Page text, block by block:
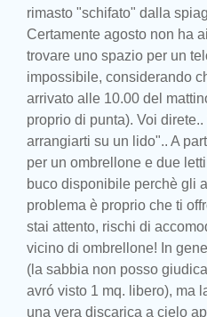
rimasto "schifato" dalla
Certamente agosto non ha
trovare uno spazio per un
impossibile, considerando
arrivato alle 10.00 del
proprio di punta). Voi
arrangiarti su un lido".. A
per un ombrellone e due
buco disponibile perchè gli
problema è proprio che ti
stai attento, rischi di
vicino di ombrellone! In
(la sabbia non posso
avró visto 1 mq. libero), ma
una vera discarica a cielo